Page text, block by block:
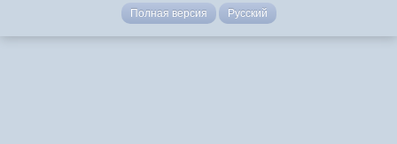
Полная версия Русский